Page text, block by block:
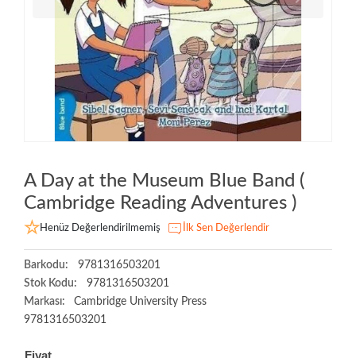
A Day at the Museum Blue Band (
Cambridge Reading Adventures )
Henüz Değerlendirilmemiş İlk Sen Değerlendir
Barkodu:
9781316503201
Stok Kodu:
9781316503201
Markası:
Cambridge University Press
9781316503201
Fiyat